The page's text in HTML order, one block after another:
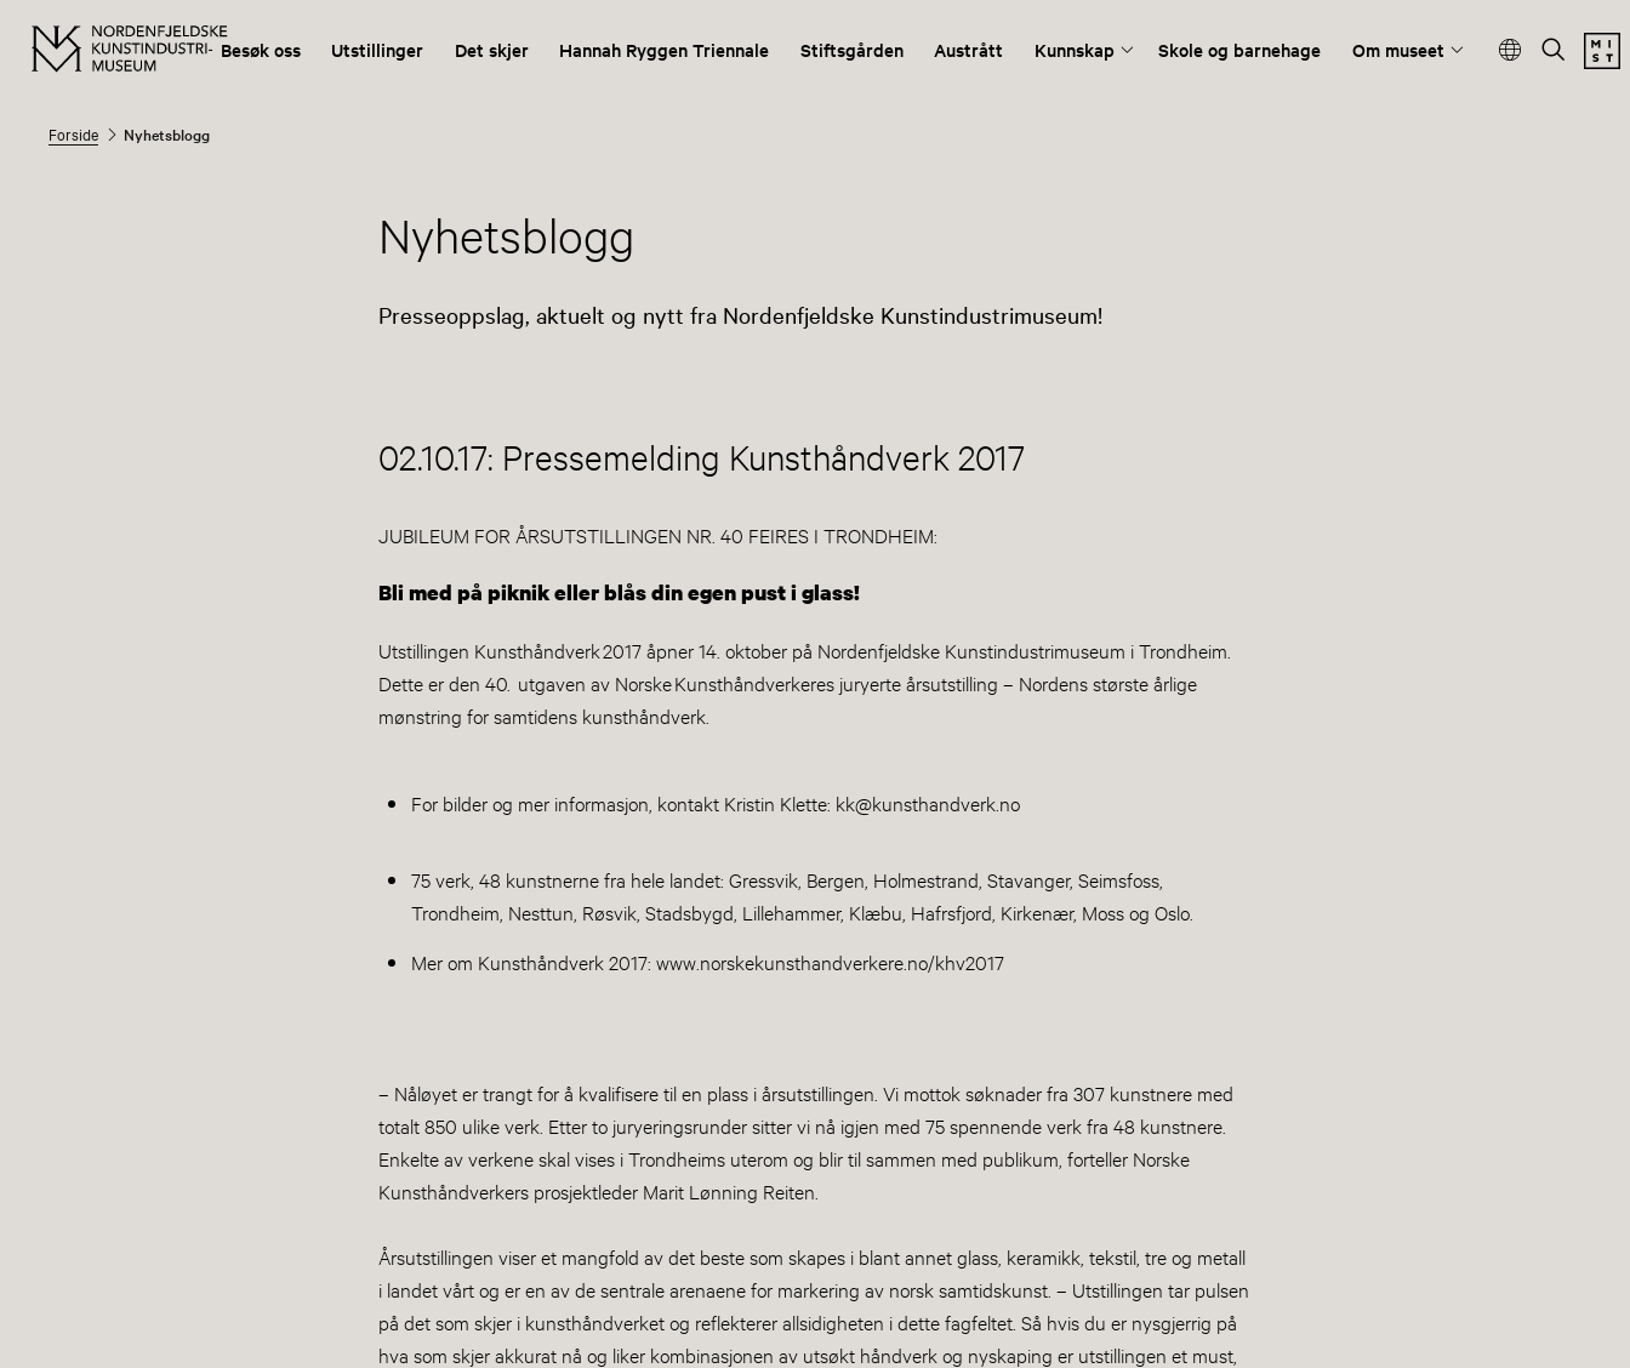
Besøk oss Utstillinger Det skjer Hannah Ryggen Triennale Stiftsgården Austrått Kunnskap Skole og barnehage Om museet
Forside Nyhetsblogg
Nyhetsblogg
Presseoppslag, aktuelt og nytt fra Nordenfjeldske Kunstindustrimuseum!
02.10.17: Pressemelding Kunsthåndverk 2017
JUBILEUM FOR ÅRSUTSTILLINGEN NR. 40 FEIRES I TRONDHEIM:
Bli med på piknik eller blås din egen pust i glass!
Utstillingen Kunsthåndverk 2017 åpner 14. oktober på Nordenfjeldske Kunstindustrimuseum i Trondheim.
Dette er den 40. utgaven av Norske Kunsthåndverkeres juryerte årsutstilling – Nordens største årlige
mønstring for samtidens kunsthåndverk.
For bilder og mer informasjon, kontakt Kristin Klette: kk@kunsthandverk.no
75 verk, 48 kunstnerne fra hele landet: Gressvik, Bergen, Holmestrand, Stavanger, Seimsfoss,
Trondheim, Nesttun, Røsvik, Stadsbygd, Lillehammer, Klæbu, Hafrsfjord, Kirkenær, Moss og Oslo.
Mer om Kunsthåndverk 2017: www.norskekunsthandverkere.no/khv2017 ​
– Nåløyet er trangt for å kvalifisere til en plass i årsutstillingen. Vi mottok søknader fra 307 kunstnere med
totalt 850 ulike verk. Etter to juryeringsrunder sitter vi nå igjen med 75 spennende verk fra 48 kunstnere.
Enkelte av verkene skal vises i Trondheims uterom og blir til sammen med publikum, forteller Norske
Kunsthåndverkers prosjektleder Marit Lønning Reiten.
Årsutstillingen viser et mangfold av det beste som skapes i blant annet glass, keramikk, tekstil, tre og metall
i landet vårt og er en av de sentrale arenaene for markering av norsk samtidskunst. – Utstillingen tar pulsen
på det som skjer i kunsthåndverket og reflekterer allsidigheten i dette fagfeltet. Så hvis du er nysgjerrig på
hva som skjer akkurat nå og liker kombinasjonen av utsøkt håndverk og nyskaping er utstillingen et must,